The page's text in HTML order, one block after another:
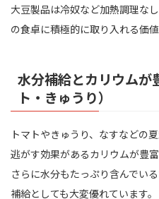
大豆製品は冷奴など加熱調理な
の食卓に積極的に取り入れる価値
水分補給とカリウムが
ト・きゅうり）
トマトやきゅうり、なすなどの
逃がす効果があるカリウムが豊富
さらに水分もたっぷり含んでい
補給としても大変優れています。